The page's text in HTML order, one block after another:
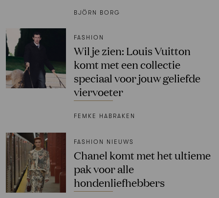
BJÖRN BORG
FASHION
Wil je zien: Louis Vuitton
komt met een collectie
speciaal voor jouw geliefde
viervoeter
FEMKE HABRAKEN
FASHION NIEUWS
Chanel komt met het ultieme
pak voor alle
hondenliefhebbers